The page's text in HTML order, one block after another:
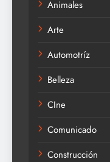
Animales
Arte
Automotríz
Belleza
CIne
Comunicado
Construcción